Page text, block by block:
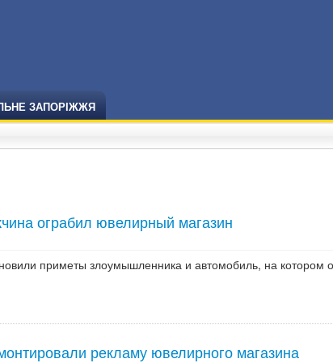
ЗАПОРІЖЖЯ
ограбил ювелирный магазин
приметы злоумышленника и автомобиль, на котором
рекламу ювелирного магазина